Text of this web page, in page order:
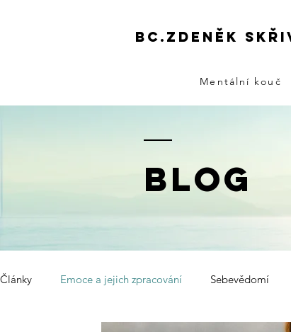
Bc.zdeněk
Mentální kouč
BLOG
Články Emoce a jejich zpracování Sebevědomí